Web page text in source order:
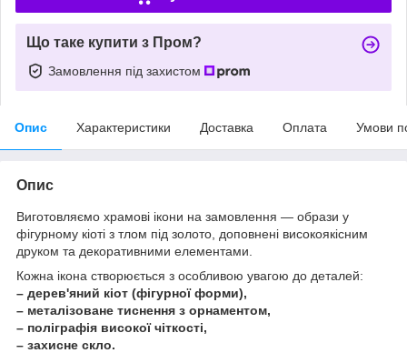
Що таке купити з Пром?
Замовлення під захистом
Опис Характеристики Доставка Оплата Умови
Опис
Виготовляємо храмові ікони на замовлення — образи у
фігурному кіоті з тлом під золото, доповнені високоякісним
друком та декоративними елементами.
Кожна ікона створюється з особливою увагою до деталей:
– дерев'яний кіот (фігурної форми),
– металізоване тиснення з орнаментом,
– поліграфія високої чіткості,
– захисне скло.